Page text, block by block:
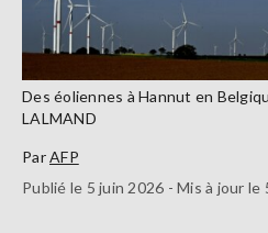
Des éoliennes à Hannut en
LALMAND
ParAFP
Publié le 5 juin 2026 - Mis à jour le